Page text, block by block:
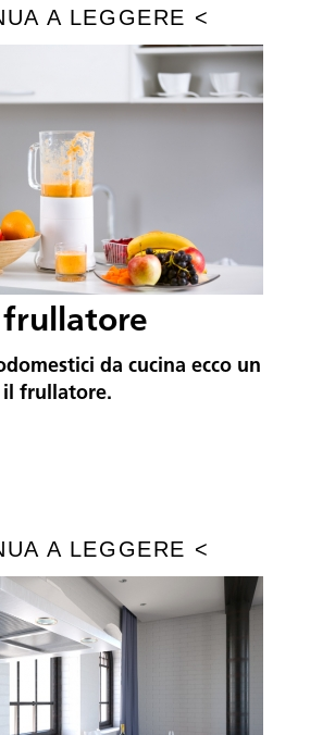
A LEGGERE <
frullatore
da cucina ecco un
frullatore.
A LEGGERE <